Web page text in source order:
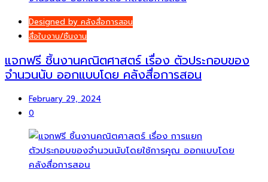
Designed by คลังสื่อการสอน
สื่อใบงาน/ชิ้นงาน
แจกฟรี ชิ้นงานคณิตศาสตร์ เรื่อง ตัวประกอบของ
จำนวนนับ ออกแบบโดย คลังสื่อการสอน
February 29, 2024
0